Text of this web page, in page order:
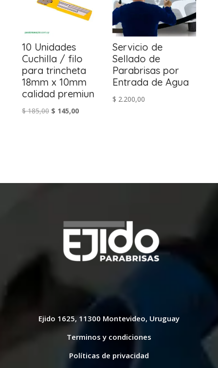
10 Unidades
Cuchilla / filo
para trincheta
18mm x 10mm
calidad premiun
$185,00 El
$ 145,00El
Servicio de
Sellado de
Parabrisas por
Entrada de Agua
$ 2.200,00
Ejido 1625, 11300 Montevideo, Uruguay
Terminos y condiciones
Políticas de privacidad